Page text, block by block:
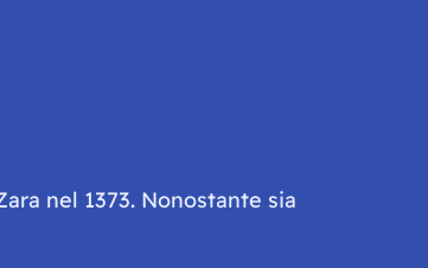
nel 1373. Nonostante sia